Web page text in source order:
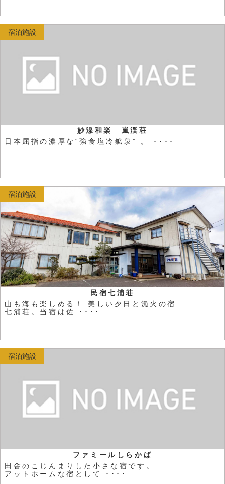
妙湶和楽 嵐渓荘
日本屈指の濃厚な“強食塩冷鉱泉” 。 ････
宿泊施設
民宿七浦荘
山も海も楽しめる！ 美しい夕日と漁火の宿
七浦荘。当宿は佐 ････
宿泊施設
ファミールしらかば
田舎のこじんまりした小さな宿です。
アットホームな宿として ････
宿泊施設